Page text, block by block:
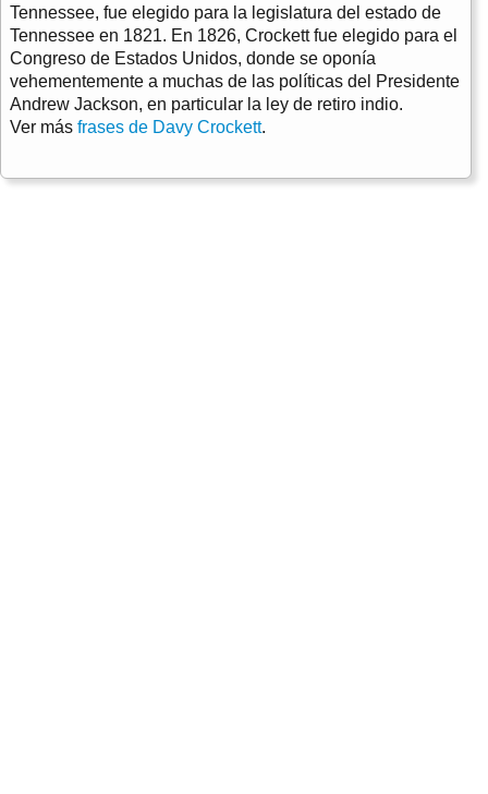
Tennessee, fue elegido para la legislatura del estado de
Tennessee en 1821. En 1826, Crockett fue elegido para el
Congreso de Estados Unidos, donde se oponía
vehementemente a muchas de las políticas del Presidente
Andrew Jackson, en particular la ley de retiro indio.
Ver más frases de Davy Crockett.